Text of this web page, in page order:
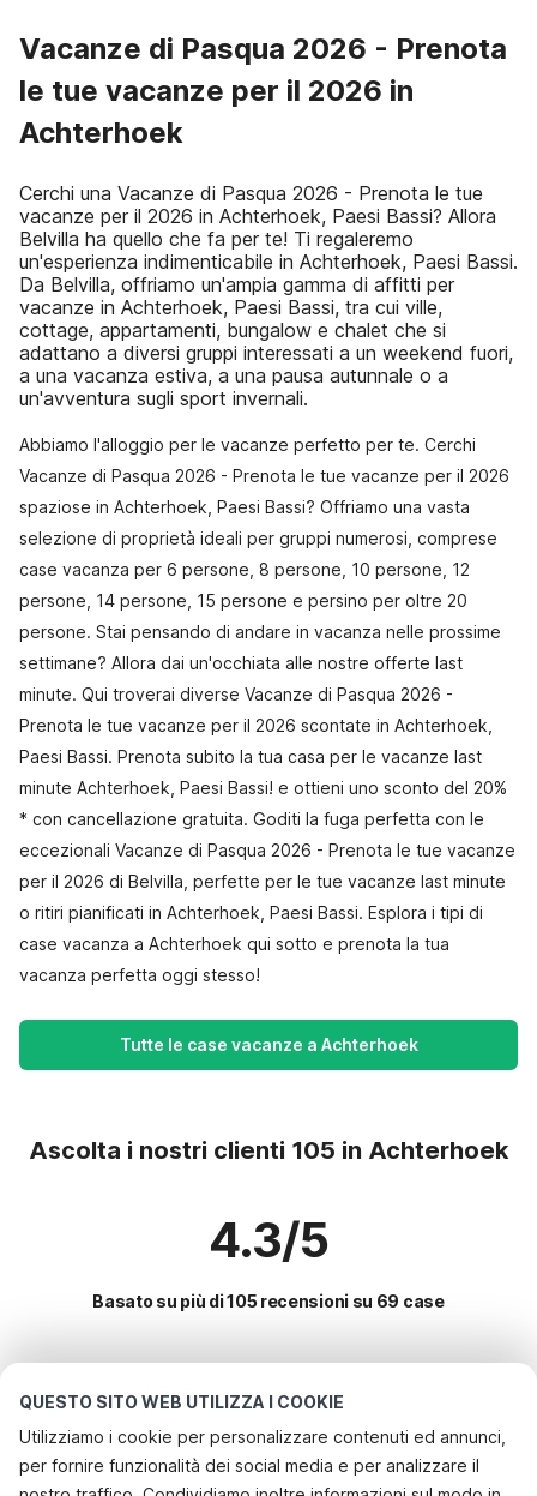
QUESTO SITO WEB UTILIZZA I COOKIE
Utilizziamo i cookie per personalizzare contenuti ed annunci,
per fornire funzionalità dei social media e per analizzare il
Vacanze di Pasqua 2026 - Prenota
le tue vacanze per il 2026 in
Achterhoek
Cerchi una Vacanze di Pasqua 2026 - Prenota le tue
vacanze per il 2026 in Achterhoek, Paesi Bassi? Allora
Belvilla ha quello che fa per te! Ti regaleremo
un'esperienza indimenticabile in Achterhoek, Paesi Bassi.
Da Belvilla, offriamo un'ampia gamma di affitti per
vacanze in Achterhoek, Paesi Bassi, tra cui ville,
cottage, appartamenti, bungalow e chalet che si
adattano a diversi gruppi interessati a un weekend fuori,
a una vacanza estiva, a una pausa autunnale o a
un'avventura sugli sport invernali.
Abbiamo l'alloggio per le vacanze perfetto per te. Cerchi
Vacanze di Pasqua 2026 - Prenota le tue vacanze per il 2026
spaziose in Achterhoek, Paesi Bassi? Offriamo una vasta
selezione di proprietà ideali per gruppi numerosi, comprese
case vacanza per 6 persone, 8 persone, 10 persone, 12
persone, 14 persone, 15 persone e persino per oltre 20
persone. Stai pensando di andare in vacanza nelle prossime
settimane? Allora dai un'occhiata alle nostre offerte last
minute. Qui troverai diverse Vacanze di Pasqua 2026 -
Prenota le tue vacanze per il 2026 scontate in Achterhoek,
Paesi Bassi. Prenota subito la tua casa per le vacanze last
minute Achterhoek, Paesi Bassi! e ottieni uno sconto del 20%
* con cancellazione gratuita. Goditi la fuga perfetta con le
eccezionali Vacanze di Pasqua 2026 - Prenota le tue vacanze
per il 2026 di Belvilla, perfette per le tue vacanze last minute
o ritiri pianificati in Achterhoek, Paesi Bassi. Esplora i tipi di
case vacanza a Achterhoek qui sotto e prenota la tua
vacanza perfetta oggi stesso!
Tutte le case vacanze a Achterhoek
Ascolta i nostri clienti 105 in Achterhoek
4.3/5
Basato su più di 105 recensioni su 69 case
Le destinazioni più popolari per le
vacanze
Servizi più popolari per le vacanze in Achterhoek